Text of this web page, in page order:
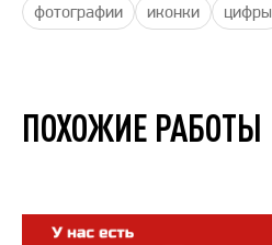
фотографии иконки цифры
ПОХОЖИЕ РАБОТЫ